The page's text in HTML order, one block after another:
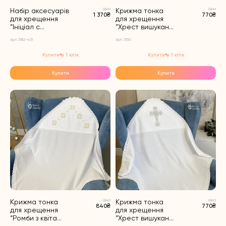
Набір аксесуарів
для хрещення
“Ініціал с...
Арт. 3182-431
Ціна
1 370₴
Купити в 1 клік
Купити
має
кілька
варіантів.
Параметри
можна
вибрати
на
сторінці
товару
Крижма тонка
для хрещення
“Хрест вишукан...
Арт. 3150
Ціна
770₴
Купити в 1 клік
Купити
має
кілька
варіантів.
Параметри
можна
вибрати
на
сторінці
товару
Крижма тонка
для хрещення
“Ромби з квіта...
Ціна
840₴
Крижма тонка
для хрещення
“Хрест вишукан...
Ціна
770₴